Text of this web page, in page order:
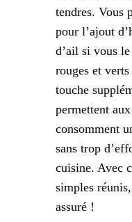
tendres. Vous
pour l’ajout
d’ail si vous
rouges et
touche
permettent
consomment
sans trop
cuisine. Avec
simples
assuré !